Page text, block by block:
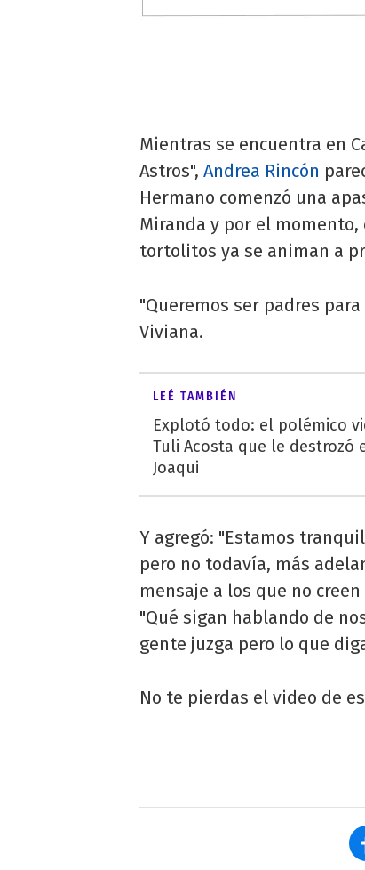
Mientras se encuentra en
Astros", Andrea Rincón
Hermano comenzó una
Miranda y por el
tortolitos ya se animan a
"Queremos ser padres
Viviana.
LEÉ TAMBIÉN
Explotó todo: el polémico
Tuli Acosta que le destrozó
Joaqui
Y agregó: "Estamos
pero no todavía, más
mensaje a los que no
"Qué sigan hablando de
gente juzga pero lo que
No te pierdas el video de